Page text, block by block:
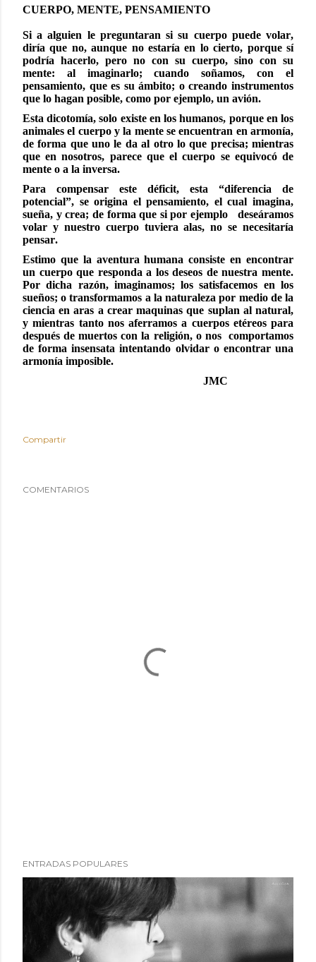
CUERPO, MENTE, PENSAMIENTO
Si a alguien le preguntaran si su cuerpo puede volar,
diría que no, aunque no estaría en lo cierto, porque sí
podría hacerlo, pero no con su cuerpo, sino con su
mente: al imaginarlo; cuando soñamos, con el
pensamiento, que es su ámbito; o creando instrumentos
que lo hagan posible, como por ejemplo, un avión.
Esta dicotomía, solo existe en los humanos, porque en los
animales el cuerpo y la mente se encuentran en armonía,
de forma que uno le da al otro lo que precisa; mientras
que en nosotros, parece que el cuerpo se equivocó de
mente o a la inversa.
Para compensar este déficit, esta “diferencia de
potencial”, se origina el pensamiento, el cual imagina,
sueña, y crea; de forma que si por ejemplo
deseáramos
volar y nuestro cuerpo tuviera alas, no se necesitaría
pensar.
Estimo que la aventura humana consiste en encontrar
un cuerpo que responda a los deseos de nuestra mente.
Por dicha razón, imaginamos; los satisfacemos en los
sueños; o transformamos a la naturaleza por medio de la
ciencia en aras a crear maquinas que suplan al natural,
y mientras tanto nos aferramos a cuerpos etéreos para
después de muertos con la religión, o nos
comportamos
de forma insensata intentando olvidar o encontrar una
armonía imposible.
JMC
Compartir
COMENTARIOS
ENTRADAS POPULARES